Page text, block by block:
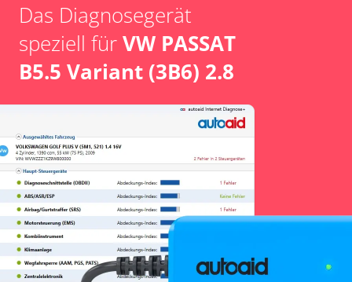
Das Diagnosegerät
speziell fürVW PASSAT
B5.5 Variant (3B6) 2.8